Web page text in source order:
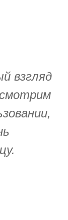
взгляд